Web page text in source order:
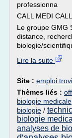
professionna
CALL MEDI
Le groupe GMG
distance,
biologie/
Lire la suite
Site :
Thèmes liés :
biologie medicale
biologie /
biologie
analyses de